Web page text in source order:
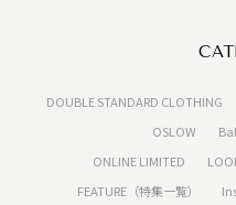
DOUBLE STANDARD CLOTHING
OSLOW
ONLINE LIMITED
FEATURE（特集一覧）